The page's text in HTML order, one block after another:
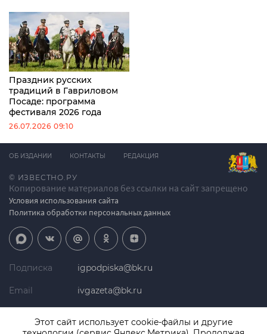
Праздник русских
традиций в Гавриловом
Посаде: программа
фестиваля 2026 года
26.07.2026 09:10
© ИЗВЕСТНО.РУ
Копирование материалов без ссылки на сайт запрещено
Условия использования сайта
Политика обработки персональных данных
ОБ ИЗДАНИИ КОНТАКТЫ РЕДАКЦИЯ
Подписка igpodpiska@bk.ru
Email ivgazeta@bk.ru
Этот сайт использует cookie-файлы и другие